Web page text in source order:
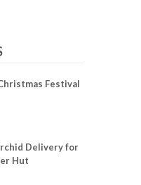
Festival
Delivery for
Hut